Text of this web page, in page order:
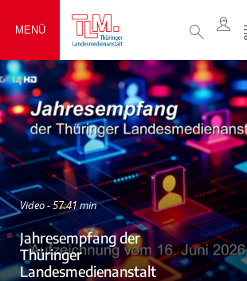
MENÜ
Video - 57:41 min
Jahresempfang der
Thüringer
Landesmedienanstalt